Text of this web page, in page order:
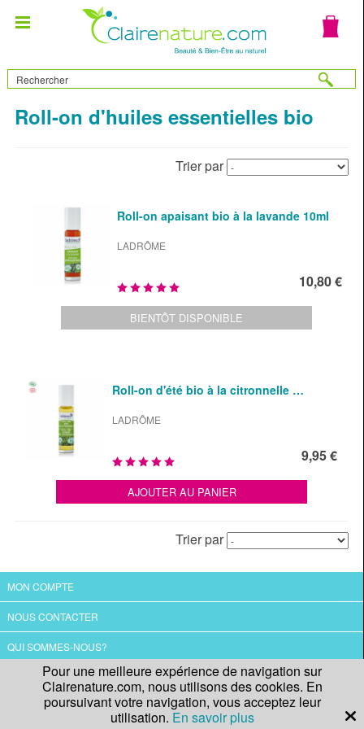
Roll-on d'huiles essentielles bio
Trier par
Roll-on apaisant bio à la lavande 10ml
LADRÔME
10,80 €
BIENTÔT DISPONIBLE
Roll-on d'été bio à la citronnelle …
LADRÔME
9,95 €
AJOUTER AU PANIER
Trier par
MON COMPTE
NOUS CONTACTER
QUI SOMMES-NOUS?
Pour une meilleure expérience de navigation sur
Clairenature.com, nous utilisons des cookies. En
poursuivant votre navigation, vous acceptez leur
utilisation. En savoir plus